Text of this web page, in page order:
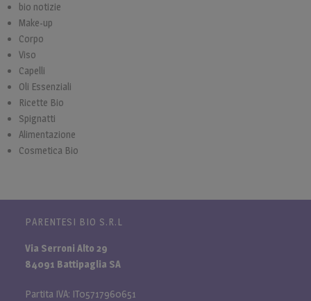
bio notizie
Make-up
Corpo
Viso
Capelli
Oli Essenziali
Ricette Bio
Spignatti
Alimentazione
Cosmetica Bio
PARENTESI BIO S.R.L
Via Serroni Alto 29
84091 Battipaglia SA
Partita IVA: IT05717960651